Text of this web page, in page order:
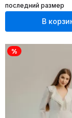
последний размер
В
%